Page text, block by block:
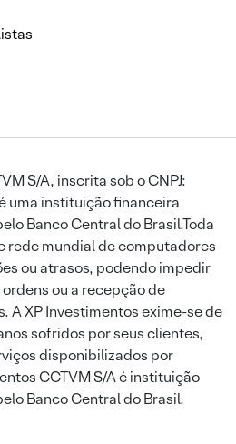
S/A, inscrita sob o CNPJ:
instituição financeira
Banco Central do Brasil.Toda
rede mundial de computadores
ou atrasos, podendo impedir
ou a recepção de
A XP Investimentos exime-se de
sofridos por seus clientes,
disponibilizados por
CCTVM S/A é instituição
Banco Central do Brasil.